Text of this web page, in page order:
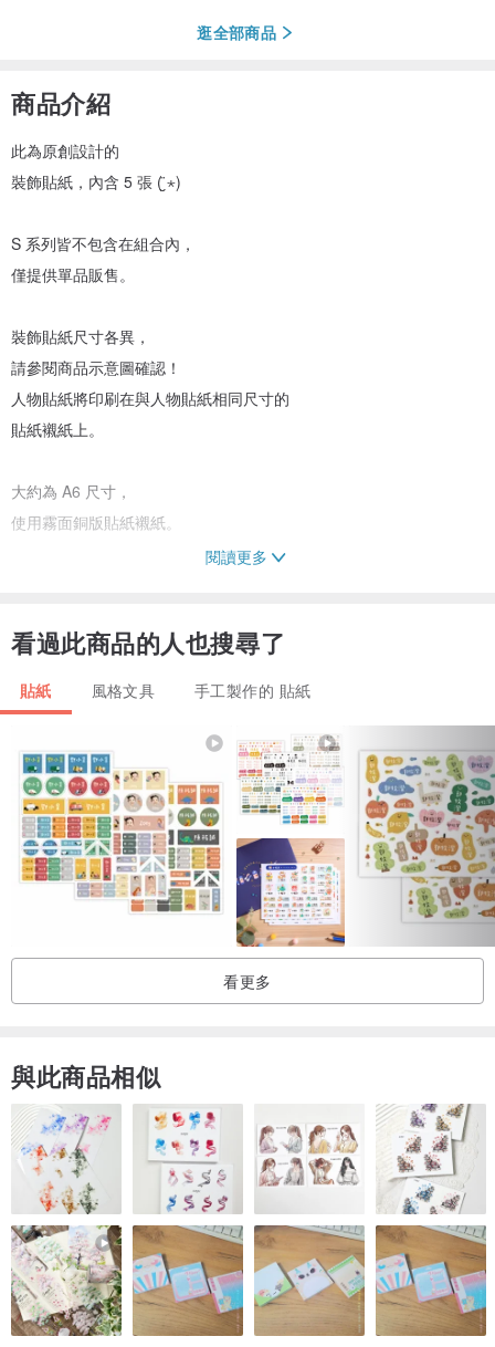
逛全部商品
商品介紹
此為原創設計的
裝飾貼紙，內含 5 張 ( ̮̈⋆)
S 系列皆不包含在組合內，
僅提供單品販售。
裝飾貼紙尺寸各異，
請參閱商品示意圖確認！
人物貼紙將印刷在與人物貼紙相同尺寸的
貼紙襯紙上。
大約為 A6 尺寸，
使用霧面銅版貼紙襯紙。
閱讀更多
看過此商品的人也搜尋了
貼紙 風格文具 手工製作的 貼紙
看更多
與此商品相似